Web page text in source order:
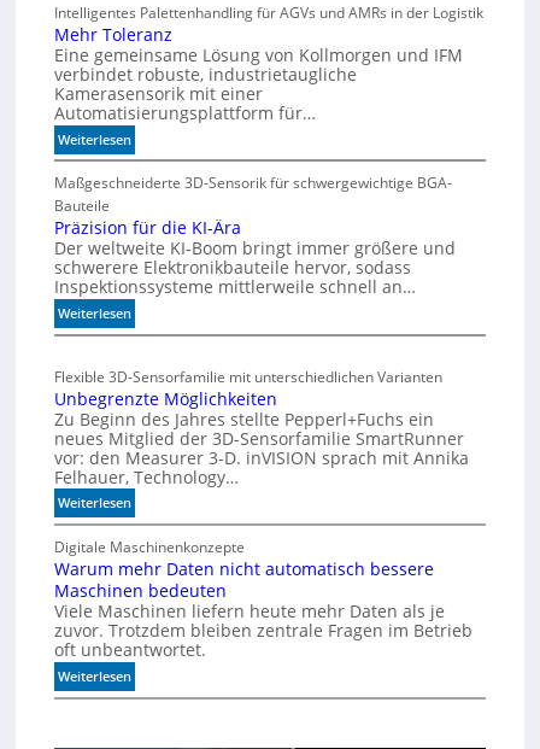
f
e
m
o
u
l
m
i
t
2
n
d
4
0
A
Intelligentes Palettenhandling für AGVs und AMRs in der Logistik
Mehr Toleranz
Eine gemeinsame Lösung von Kollmorgen und IFM
verbindet robuste, industrietaugliche
Kamerasensorik mit einer
Automatisierungsplattform für…
Weiterlesen:
M
e
r
T
o
l
e
r
n
z
Maßgeschneiderte 3D-Sensorik für schwergewichtige BGA-
Bauteile
Präzision für die KI-Ära
Der weltweite KI-Boom bringt immer größere und
schwerere Elektronikbauteile hervor, sodass
Inspektionssysteme mittlerweile schnell an…
Weiterlesen:
P
ä
z
i
s
i
o
n
f
ü
r
d
i
e
K
I
-
Flexible 3D-Sensorfamilie mit unterschiedlichen Varianten
Unbegrenzte Möglichkeiten
Zu Beginn des Jahres stellte Pepperl+Fuchs ein
neues Mitglied der 3D-Sensorfamilie SmartRunner
vor: den Measurer 3-D. inVISION sprach mit Annika
Felhauer, Technology…
Weiterlesen:
U
n
b
e
g
r
e
n
z
Digitale Maschinenkonzepte
Warum mehr Daten nicht automatisch bessere
Maschinen bedeuten
Viele Maschinen liefern heute mehr Daten als je
zuvor. Trotzdem bleiben zentrale Fragen im Betrieb
oft unbeantwortet.
Weiterlesen:
W